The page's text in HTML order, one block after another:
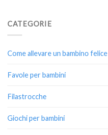
CATEGORIE
Come allevare un bambino felice
Favole per bambini
Filastrocche
Giochi per bambini